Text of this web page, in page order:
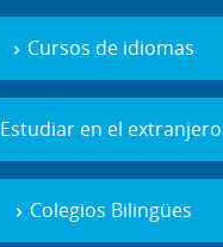
Cursos de idiomas
Estudiar en el extranjero
Colegios Bilingües